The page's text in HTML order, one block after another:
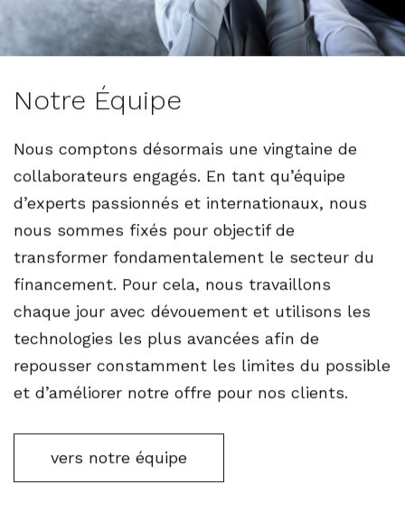
Notre Équipe
Nous comptons désormais une vingtaine de
collaborateurs engagés. En tant qu’équipe
d’experts passionnés et internationaux, nous
nous sommes fixés pour objectif de
transformer fondamentalement le secteur du
financement. Pour cela, nous travaillons
chaque jour avec dévouement et utilisons les
technologies les plus avancées afin de
repousser constamment les limites du possible
et d’améliorer notre offre pour nos clients.
vers notre équipe